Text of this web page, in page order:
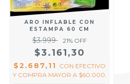
ARO INFLABLE CON
ESTAMPA 60 CM
$3.999 21% OFF
$3.161,30
$2.687,11 CON EFECTIVO
Y COMPRA MAYOR A $60.000.